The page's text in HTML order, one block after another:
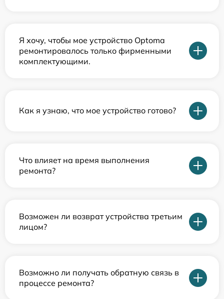
Я хочу, чтобы мое устройство Optoma
ремонтировалось только фирменными
комплектующими.
Как я узнаю, что мое устройство готово?
Что влияет на время выполнения
ремонта?
Возможен ли возврат устройства третьим
лицом?
Возможно ли получать обратную связь в
процессе ремонта?